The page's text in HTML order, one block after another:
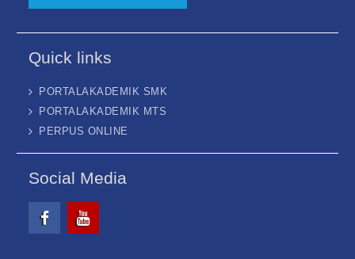
Quick links
PORTALAKADEMIK SMK
PORTALAKADEMIK MTS
PERPUS ONLINE
Social Media